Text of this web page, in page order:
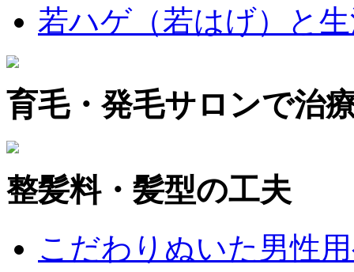
若ハゲ（若はげ）と
育毛・発毛サロンで治
整髪料・髪型の工夫
こだわりぬいた男性